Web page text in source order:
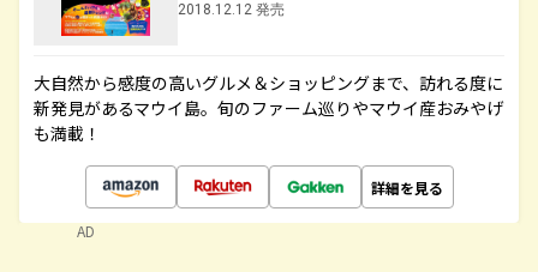
2018.12.12 発売
大自然から感度の高いグルメ＆ショッピングまで、訪れる度に
新発見があるマウイ島。旬のファーム巡りやマウイ産おみやげ
も満載！
詳細を見る
AD